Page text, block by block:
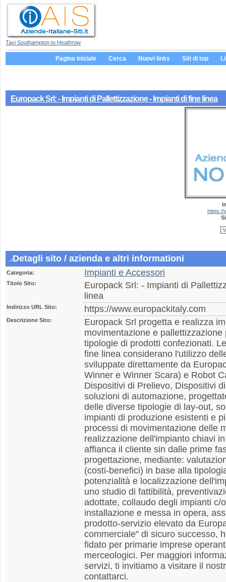
Taxi Southampton to Heathrow
Pagina iniziale Cerca Nuovi links Siti di top
Europack Srl: - Impianti di Pallettizzazione - Impianti di fine linea
https://
Detagli sito / azienda e altri informationi
Categoria: Impianti e Accessori
Titolo Sito:
Europack Srl: - Impianti di
linea
Indirizzo URL Sito: https://www.europackitaly.com
Descrizione Sito:
Europack Srl progetta e realizza
movimentazione e
tipologie di prodotti confezionati.
fine linea considerano l'utilizzo
sviluppate direttamente da
Winner e Winner Scara) e Robot
Dispositivi di Prelievo, Dispositivi
soluzioni di automazione,
delle diverse tipologie di lay-out,
impianti di produzione esistenti e
processi di movimentazione delle
realizzazione dell'impianto chiavi
affianca il cliente sin dalle prime
progettazione, mediante:
(costi-benefici) in base alla
potenzialità e localizzazione
uno studio di fattibilità,
adottate, collaudo degli impianti c/
installazione e messa in opera,
prodotto-servizio elevato da
commerciale" di sicuro successo,
fidato per primarie imprese
merceologici. Per maggiori
servizi, ti invitiamo a visitare il
contattarci.